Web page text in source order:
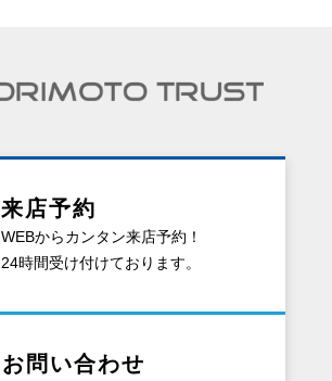
来店予約
WEBからカンタン来店予約！
24時間受け付けております。
お問い合わせ